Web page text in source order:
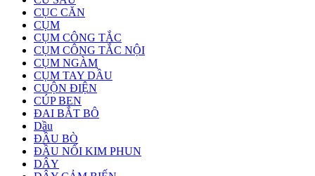
CỤC CĂN
CỤM
CỤM CÔNG TẮC
CỤM CÔNG TẮC NỘI
CỤM NGÀM
CỤM TAY DẦU
CUỘN ĐIỆN
CÚP BEN
ĐAI BẮT BÔ
Dầu
ĐẦU BÒ
ĐẦU NỐI KIM PHUN
DÂY